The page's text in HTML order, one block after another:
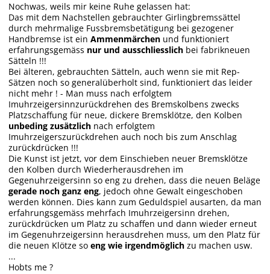
Nochwas, weils mir keine Ruhe gelassen hat:
Das mit dem Nachstellen gebrauchter Girlingbremssättel
durch mehrmalige Fussbremsbetätigung bei gezogener
Handbremse ist ein Ammenmärchen und funktioniert
erfahrungsgemäss nur und ausschliesslich bei fabrikneuen
Sätteln !!!
Bei älteren, gebrauchten Sätteln, auch wenn sie mit Rep-
Sätzen noch so generalüberholt sind, funktioniert das leider
nicht mehr ! - Man muss nach erfolgtem
Imuhrzeigersinnzurückdrehen des Bremskolbens zwecks
Platzschaffung für neue, dickere Bremsklötze, den Kolben
unbeding zusätzlich nach erfolgtem
Imuhrzeigerszurückdrehen auch noch bis zum Anschlag
zurückdrücken !!!
Die Kunst ist jetzt, vor dem Einschieben neuer Bremsklötze
den Kolben durch Wiederherausdrehen im
Gegenuhrzeigersinn so eng zu drehen, dass die neuen Beläge
gerade noch ganz eng, jedoch ohne Gewalt eingeschoben
werden können. Dies kann zum Geduldspiel ausarten, da man
erfahrungsgemäss mehrfach Imuhrzeigersinn drehen,
zurückdrücken um Platz zu schaffen und dann wieder erneut
im Gegenuhrzeigersinn herausdrehen muss, um den Platz für
die neuen Klötze so eng wie irgendmöglich zu machen usw.
...
Hobts me ?